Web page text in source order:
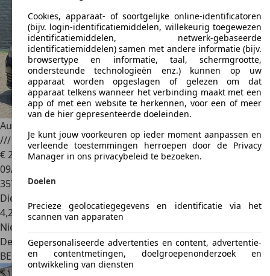
Audi A3
/// /// /// ///
€ 2.990
09/2009
357.910 km
Diesel
4,2 l/100 km (comb.)
Nieuw
Dealer
BE 7080Frameries - Mons
Cookies, apparaat- of soortgelijke online-identificatoren
(bijv. login-identificatiemiddelen, willekeurig toegewezen
identificatiemiddelen, netwerk-gebaseerde
identificatiemiddelen) samen met andere informatie (bijv.
browsertype en informatie, taal, schermgrootte,
ondersteunde technologieën enz.) kunnen op uw
apparaat worden opgeslagen of gelezen om dat
apparaat telkens wanneer het verbinding maakt met een
app of met een website te herkennen, voor een of meer
van de hier gepresenteerde doeleinden.
Je kunt jouw voorkeuren op ieder moment aanpassen en
verleende toestemmingen herroepen door de Privacy
Manager in ons privacybeleid te bezoeken.
Doelen
Precieze geolocatiegegevens en identificatie via het
scannen van apparaten
Gepersonaliseerde advertenties en content, advertentie-
en contentmetingen, doelgroepenonderzoek en
ontwikkeling van diensten